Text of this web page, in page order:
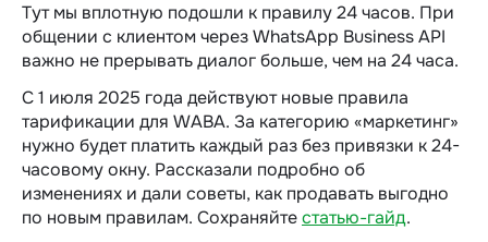
Тут мы вплотную подошли к правилу 24 часов. При
общении с клиентом через WhatsApp Business API
важно не прерывать диалог больше, чем на 24 часа.
С 1 июля 2025 года действуют новые правила
тарификации для WABA. За категорию «маркетинг»
нужно будет платить каждый раз без привязки к 24-
часовому окну. Рассказали подробно об
изменениях и дали советы, как продавать выгодно
по новым правилам. Сохраняйтестатью-гайд.